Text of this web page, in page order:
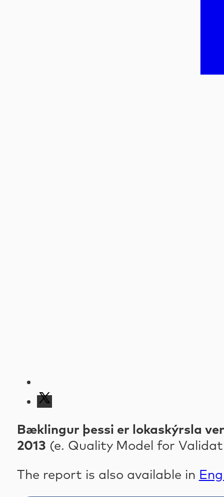
Bæklingur þessi er lokaskýrsla
2013 (e. Quality Model for
The report is also available in